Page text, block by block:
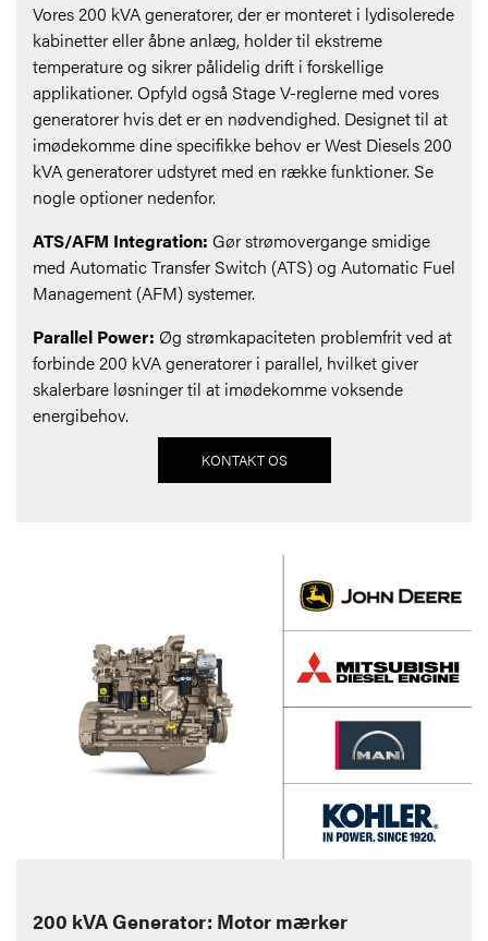
Vores 200 kVA generatorer, der er monteret i lydisolerede
kabinetter eller åbne anlæg, holder til ekstreme
temperature og sikrer pålidelig drift i forskellige
applikationer. Opfyld også Stage V-reglerne med vores
generatorer hvis det er en nødvendighed. Designet til at
imødekomme dine specifikke behov er West Diesels 200
kVA generatorer udstyret med en række funktioner. Se
nogle optioner nedenfor.
ATS/AFM Integration: Gør strømovergange smidige
med Automatic Transfer Switch (ATS) og Automatic Fuel
Management (AFM) systemer.
Parallel Power: Øg strømkapaciteten problemfrit ved at
forbinde 200 kVA generatorer i parallel, hvilket giver
skalerbare løsninger til at imødekomme voksende
energibehov.
KONTAKT OS
200 kVA Generator: Motor mærker